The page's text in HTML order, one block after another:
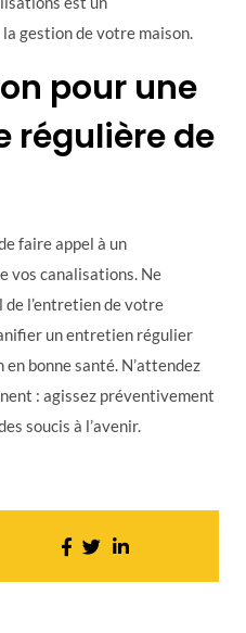
gestion de votre maison.
pour une
régulière de
faire appel à un
vos canalisations. Ne
de l’entretien de votre
un entretien régulier
bonne santé. N’attendez
: agissez préventivement
soucis à l’avenir.